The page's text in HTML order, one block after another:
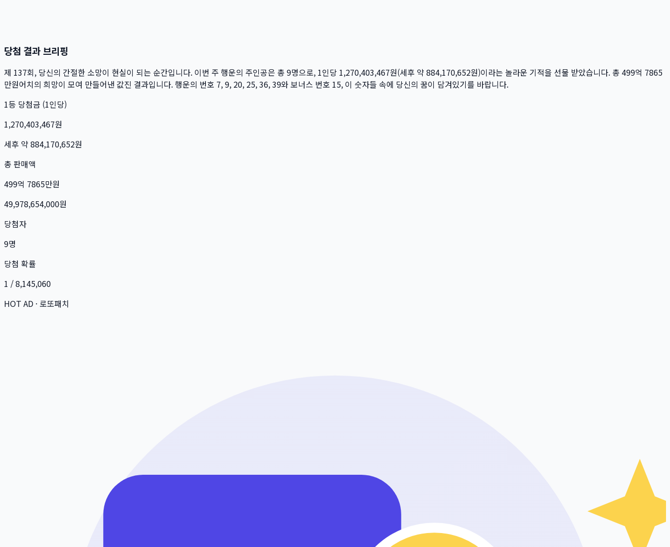
당첨 결과 브리핑
제 137회, 당신의 간절한 소망이 현실이 되는 순간입니다. 이번 주 행운의 주인공은 총 9명으로, 1인당 1,270,403,467원(세후 약 884,170,652원)이라는 놀라운 기적을 선물 받았습니다. 총 499억 7865
만원어치의 희망이 모여 만들어낸 값진 결과입니다. 행운의 번호 7, 9, 20, 25, 36, 39와 보너스 번호 15, 이 숫자들 속에 당신의 꿈이 담겨있기를 바랍니다.
1등 당첨금 (1인당)
1,270,403,467원
세후 약 884,170,652원
총 판매액
499억 7865만원
49,978,654,000원
당첨자
9명
당첨 확률
1 / 8,145,060
HOT AD · 로또패치